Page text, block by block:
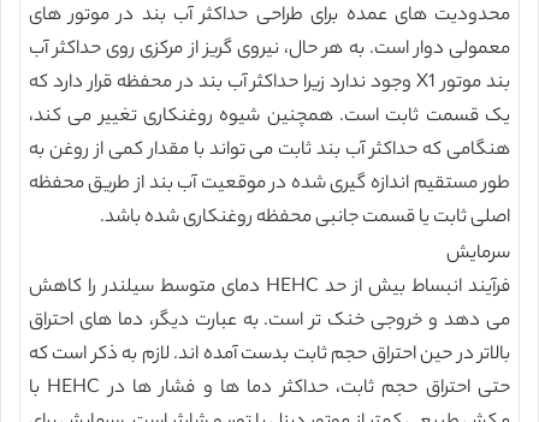
محدودیت های عمده برای طراحی حداکثر آب بند در موتور های
معمولی دوار است. به هر حال، نیروی گریز از مرکزی روی حداکثر آب
بند موتور X1 وجود ندارد زیرا حداکثر آب بند در محفظه قرار دارد که
یک قسمت ثابت است. همچنین شیوه روغنکاری تغییر می کند،
هنگامی که حداکثر آب بند ثابت می تواند با مقدار کمی از روغن به
طور مستقیم اندازه گیری شده در موقعیت آب بند از طریق محفظه
اصلی ثابت یا قسمت جانبی محفظه روغنکاری شده باشد.
سرمایش
فرآیند انبساط بیش از حد HEHC دمای متوسط سیلندر را کاهش
می دهد و خروجی خنک تر است. به عبارت دیگر، دما های احتراق
بالاتر در حین احتراق حجم ثابت بدست آمده اند. لازم به ذکر است که
حتی احتراق حجم ثابت، حداکثر دما ها و فشار ها در HEHC با